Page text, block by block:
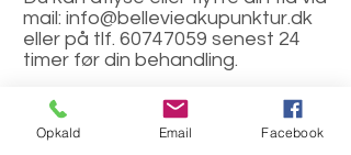
mail: info@bellevieakupunktur.dk
eller på tlf. 60747059 senest 24
timer før din behandling.
Ved afbud senere end 24 timer
før din behandling faktureres et
gebyr på 400 kr. Ring eller skriv
Opkald Email Facebook